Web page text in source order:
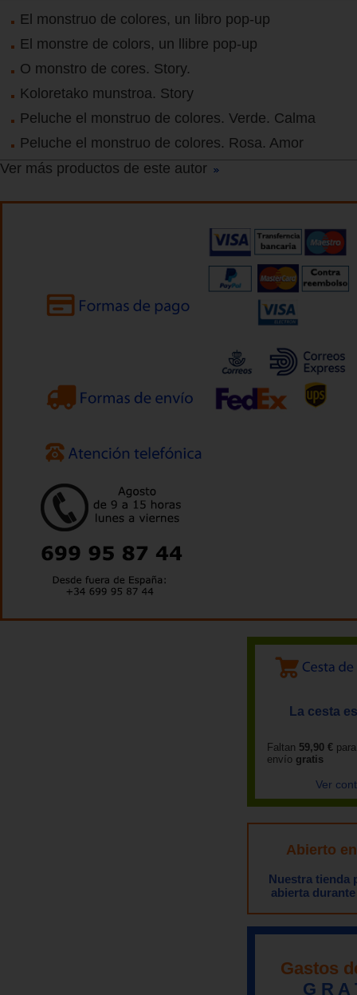
El monstruo de colores, un libro pop-up
El monstre de colors, un llibre pop-up
O monstro de cores. Story.
Koloretako munstroa. Story
Peluche el monstruo de colores. Verde. Calma
Peluche el monstruo de colores. Rosa. Amor
Ver más productos de este autor
La cesta
Faltan 59,90 €
envío gratis
Ver
Abierto
Nuestra tienda
abierta
Gastos
G R A